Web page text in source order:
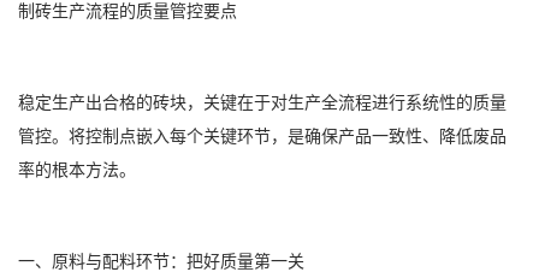
制砖生产流程的质量管控要点
稳定生产出合格的砖块，关键在于对生产全流程进行系统性的质量
管控。将控制点嵌入每个关键环节，是确保产品一致性、降低废品
率的根本方法。
一、原料与配料环节：把好质量第一关